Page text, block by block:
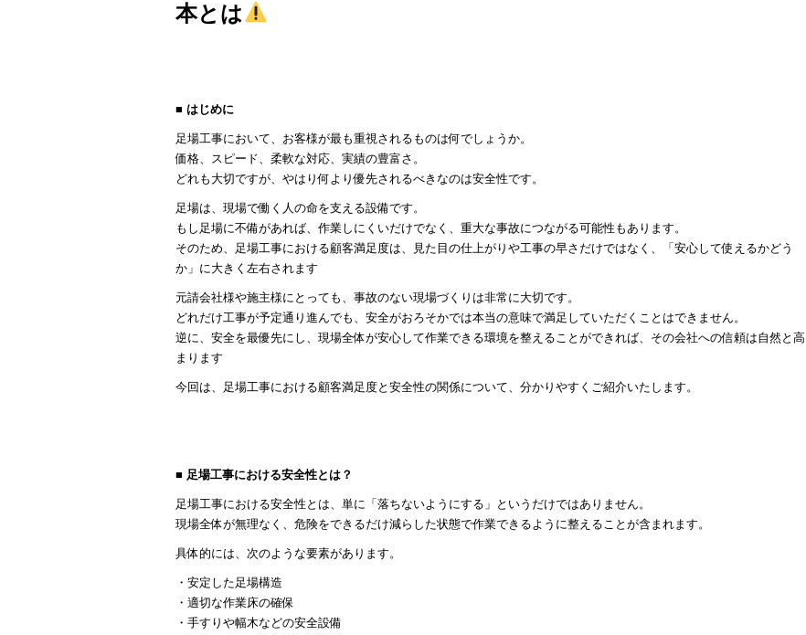
本とは
■ はじめに
足場工事において、お客様が最も重視されるものは何でしょうか。
価格、スピード、柔軟な対応、実績の豊富さ。
どれも大切ですが、やはり何より優先されるべきなのは安全性です。
足場は、現場で働く人の命を支える設備です。
もし足場に不備があれば、作業しにくいだけでなく、重大な事故につながる可能性もあります。
そのため、足場工事における顧客満足度は、見た目の仕上がりや工事の早さだけではなく、「安心して使えるかどう
か」に大きく左右されます
元請会社様や施主様にとっても、事故のない現場づくりは非常に大切です。
どれだけ工事が予定通り進んでも、安全がおろそかでは本当の意味で満足していただくことはできません。
逆に、安全を最優先にし、現場全体が安心して作業できる環境を整えることができれば、その会社への信頼は自然と高
まります
今回は、足場工事における顧客満足度と安全性の関係について、分かりやすくご紹介いたします。
■ 足場工事における安全性とは？
足場工事における安全性とは、単に「落ちないようにする」というだけではありません。
現場全体が無理なく、危険をできるだけ減らした状態で作業できるように整えることが含まれます。
具体的には、次のような要素があります。
・安定した足場構造
・適切な作業床の確保
・手すりや幅木などの安全設備